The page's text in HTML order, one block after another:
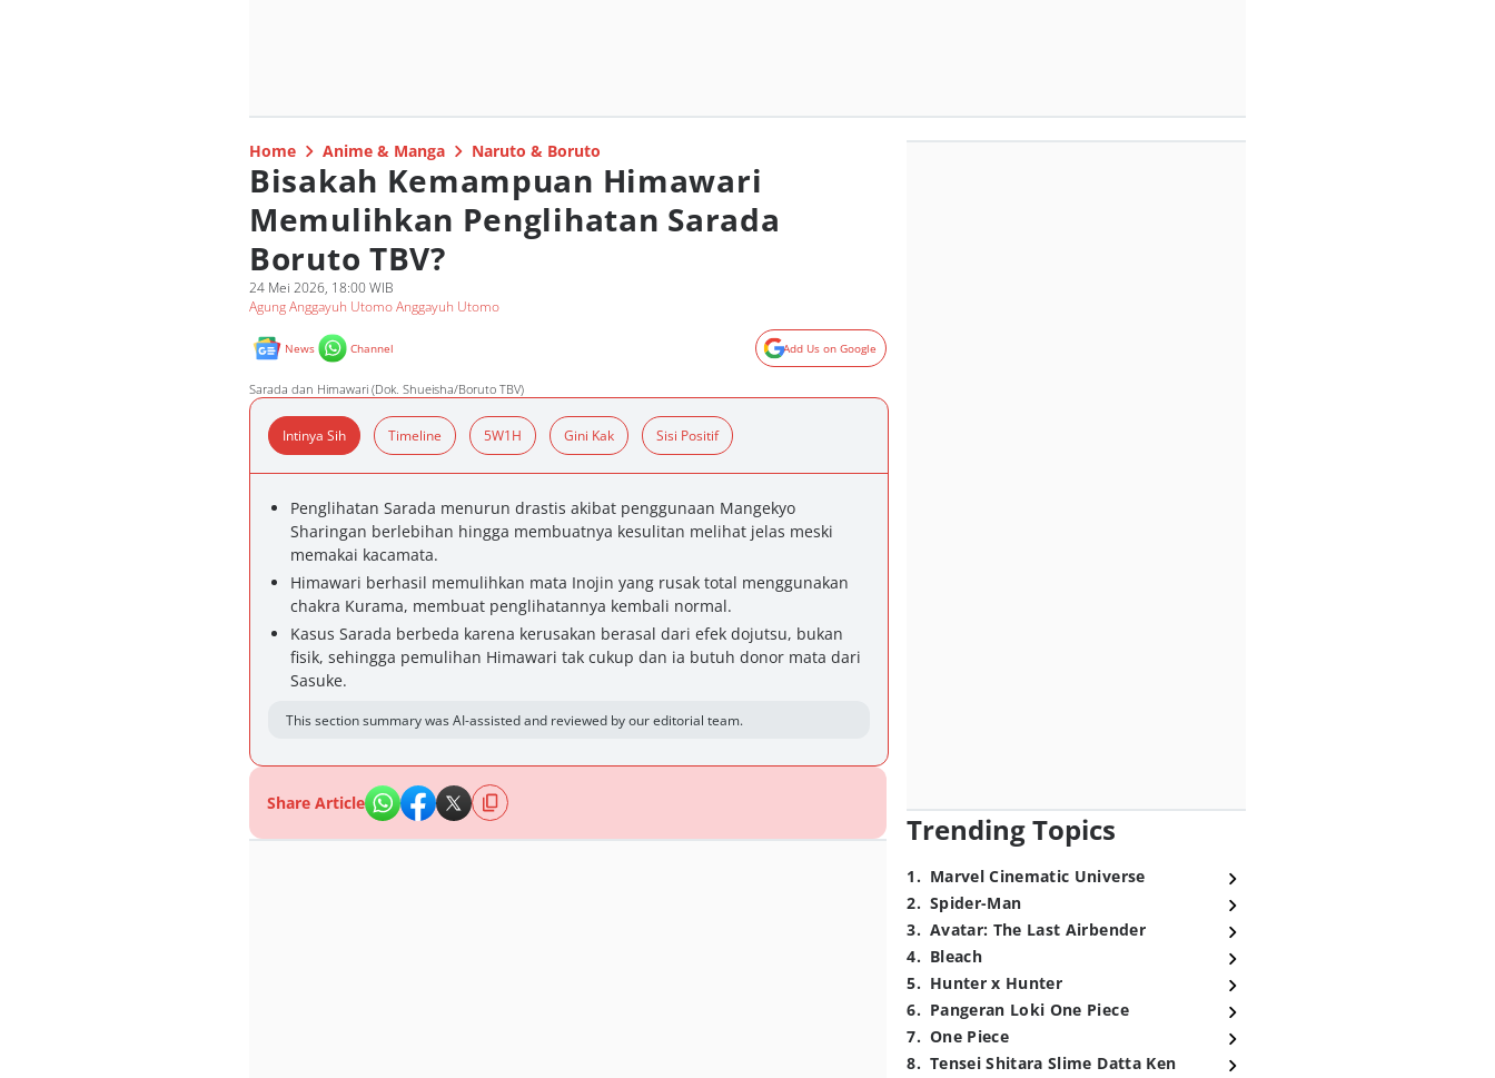
Home Anime & Manga Naruto & Boruto
Bisakah Kemampuan Himawari
Memulihkan Penglihatan Sarada
Boruto TBV?
24 Mei 2026, 18:00 WIB
Agung Anggayuh Utomo Anggayuh Utomo
News Channel Add Us on Google
Sarada dan Himawari (Dok. Shueisha/Boruto TBV)
Intinya Sih Timeline 5W1H Gini Kak Sisi Positif
Penglihatan Sarada menurun drastis akibat penggunaan Mangekyo
Sharingan berlebihan hingga membuatnya kesulitan melihat jelas meski
memakai kacamata.
Himawari berhasil memulihkan mata Inojin yang rusak total menggunakan
chakra Kurama, membuat penglihatannya kembali normal.
Kasus Sarada berbeda karena kerusakan berasal dari efek dojutsu, bukan
fisik, sehingga pemulihan Himawari tak cukup dan ia butuh donor mata dari
Sasuke.
This section summary was AI-assisted and reviewed by our editorial team.
Share Article
Trending Topics
1. Marvel Cinematic Universe
2. Spider-Man
3. Avatar: The Last Airbender
4. Bleach
5. Hunter x Hunter
6. Pangeran Loki One Piece
7. One Piece
8. Tensei Shitara Slime Datta Ken